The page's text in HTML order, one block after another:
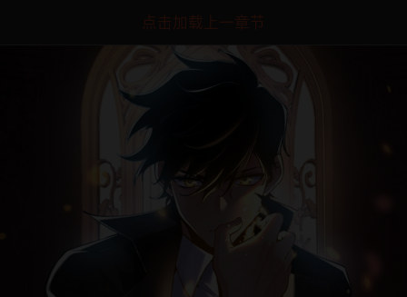
点击加载上一章节